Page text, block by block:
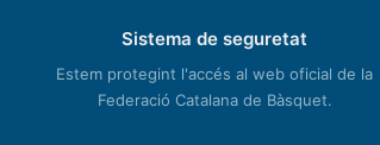
Sistema de seguretat
Estem protegint l'accés al web oficial de la
Federació Catalana de Bàsquet.